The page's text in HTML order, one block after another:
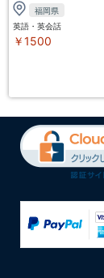
福岡県
英語・英会話
￥1500